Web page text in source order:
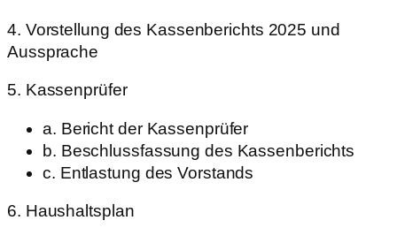
4. Vorstellung des Kassenberichts 2025 und
Aussprache
5. Kassenprüfer
a. Bericht der Kassenprüfer
b. Beschlussfassung des Kassenberichts
c. Entlastung des Vorstands
6. Haushaltsplan